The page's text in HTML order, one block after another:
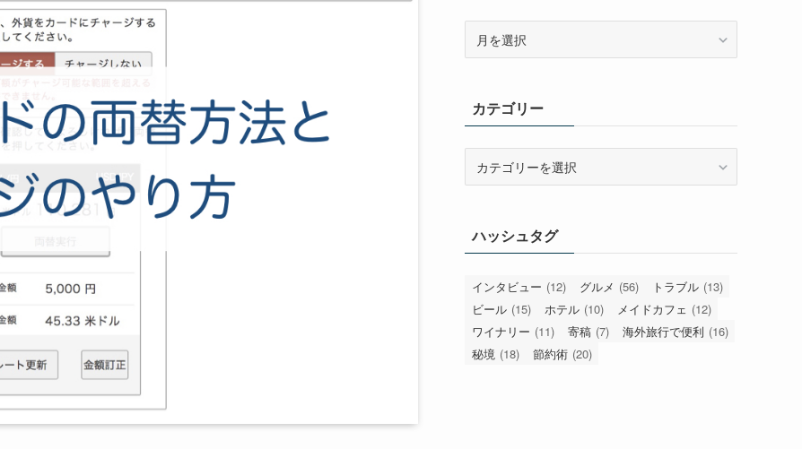
記
事
カテゴリー
ーハッシュタグ
インタビュー (12) グルメ (56) トラブル (13)
ビール (15) ホテル (10) メイドカフェ (12)
ワイナリー (11) 寄稿 (7) 海外旅行で便利 (16)
秘境 (18) 節約術 (20)